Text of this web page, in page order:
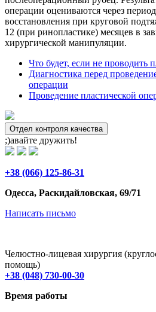
операции оцениваются через
восстановления при круговой
12 (при ринопластике) месяцев в
хирургической манипуляции.
Что будет, если не проводить
Диагностика перед
операции
Проведение пластической
Отдел контроля качества
;)авайте дружить!
+38 (066) 125-86-31
Одесса, Раскидайловская, 69/71
Написать письмо
Челюстно-лицевая хирургия
помощь)
+38 (048) 730-00-30
Время работы